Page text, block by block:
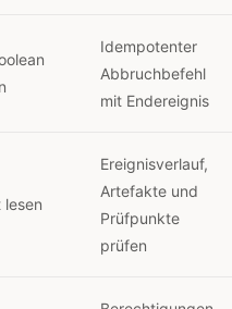
Idempotenter
Abbruchbefehl
mit Endereignis
lesen
Ereignisverlauf,
Artefakte und
Prüfpunkte
prüfen